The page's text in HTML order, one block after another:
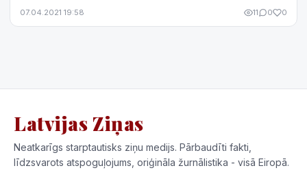
07.04.2021 19:58 11 0 0
Latvijas Ziņas
Neatkarīgs starptautisks ziņu medijs. Pārbaudīti fakti,
līdzsvarots atspoguļojums, oriģināla žurnālistika - visā Eiropā.